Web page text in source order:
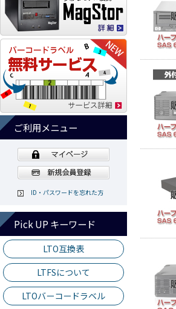
ご利用メニュー
ID・パスワードを忘れた方
Pick UP キーワード
LTO互換表
LTFSについて
LTOバーコードラベル